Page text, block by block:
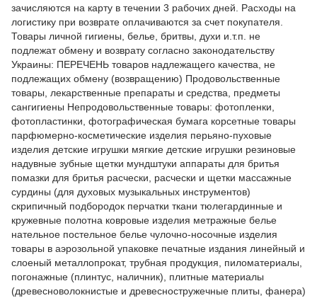
зачисляются на карту в течении 3 рабочих дней. Расходы на
логистику при возврате оплачиваются за счет покупателя.
Товары личной гигиены, белье, бритвы, духи и.т.п. не
подлежат обмену и возврату согласно законодательству
Украины: ПЕРЕЧЕНЬ товаров надлежащего качества, не
подлежащих обмену (возвращению) Продовольственные
товары, лекарственные препараты и средства, предметы
сангигиены Непродовольственные товары: фотопленки,
фотопластинки, фотографическая бумага корсетные товары
парфюмерно-косметические изделия перьяно-пуховые
изделия детские игрушки мягкие детские игрушки резиновые
надувные зубные щетки мундштуки аппараты для бритья
помазки для бритья расчески, расчески и щетки массажные
сурдины (для духовых музыкальных инструментов)
скрипичный подбородок перчатки ткани тюлегардинные и
кружевные полотна ковровые изделия метражные белье
нательное постельное белье чулочно-носочные изделия
товары в аэрозольной упаковке печатные издания линейный и
слоеный металлопрокат, трубная продукция, пиломатериалы,
погонажные (плинтус, наличник), плитные материалы
(древесноволокнистые и древесностружечные плиты, фанера)